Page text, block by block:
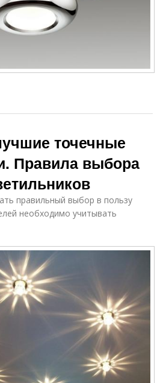
точечные
Правила выбора
правильный выбор в пользу
необходимо учитывать